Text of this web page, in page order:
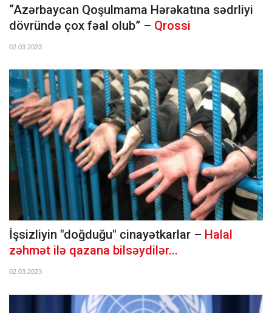
“Azərbaycan Qoşulmama Hərəkatına sədrliyi
dövründə çox fəal olub” – Qrossi
02.03.2023
İşsizliyin "doğduğu" cinayətkarlar – Halal
zəhmət ilə qazana bilsəydilər...
02.03.2023